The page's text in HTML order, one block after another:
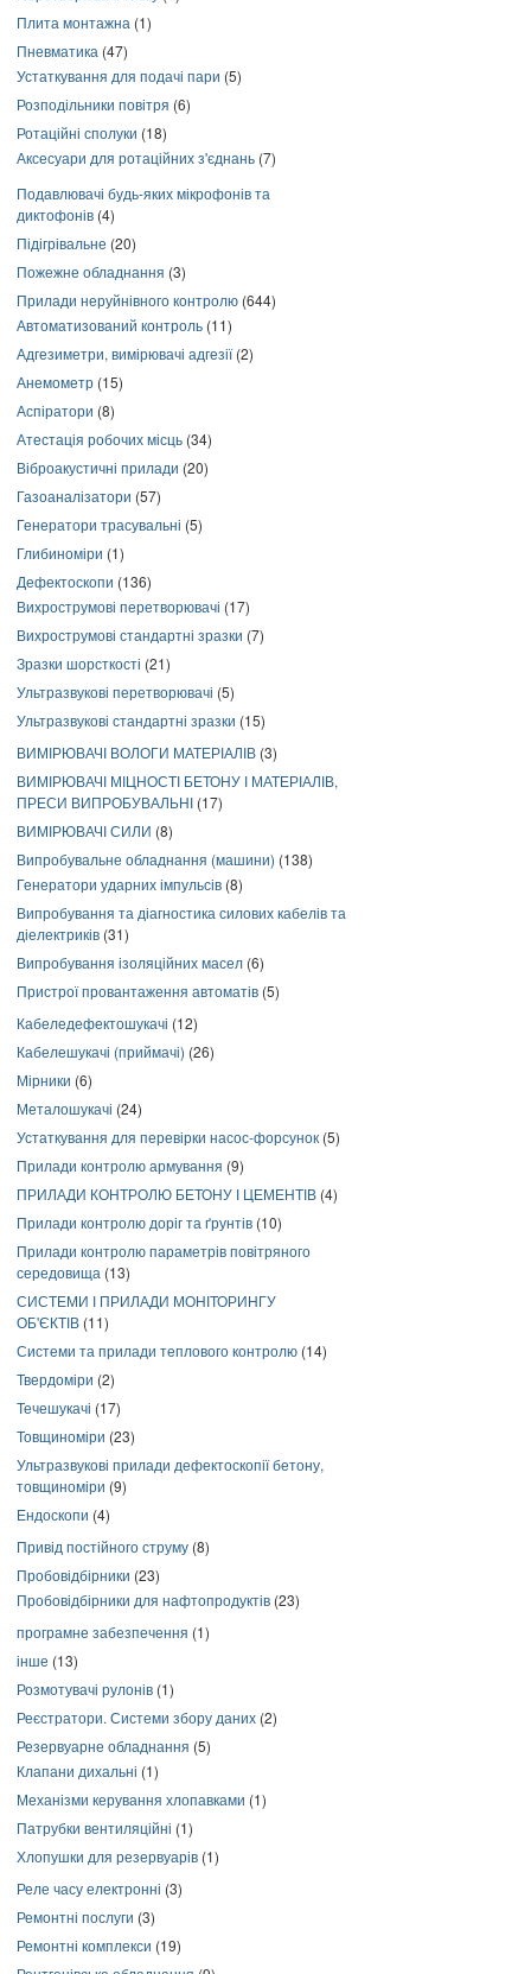
Плита монтажна (1)
Пневматика (47)
Устаткування для подачі пари (5)
Розподільники повітря (6)
Ротаційні сполуки (18)
Аксесуари для ротаційних з'єднань (7)
Подавлювачі будь-яких мікрофонів та
диктофонів (4)
Підігрівальне (20)
Пожежне обладнання (3)
Прилади неруйнівного контролю (644)
Автоматизований контроль (11)
Адгезиметри, вимірювачі адгезії(2)
Анемометр (15)
Аспіратори (8)
Атестація робочих місць (34)
Віброакустичні прилади (20)
Газоаналізатори (57)
Генератори трасувальні (5)
Глибиноміри (1)
Дефектоскопи (136)
Вихрострумові перетворювачі (17)
Вихрострумові стандартні зразки (7)
Зразки шорсткості (21)
Ультразвукові перетворювачі (5)
Ультразвукові стандартні зразки (15)
ВИМІРЮВАЧІ ВОЛОГИ МАТЕРІАЛІВ (3)
ВИМІРЮВАЧІ МІЦНОСТІ БЕТОНУ І МАТЕРІАЛІВ,
ПРЕСИ ВИПРОБУВАЛЬНІ (17)
ВИМІРЮВАЧІ СИЛИ (8)
Випробувальне обладнання (машини) (138)
Генератори ударних імпульсів (8)
Випробування та діагностика силових кабелів та
діелектриків (31)
Випробування ізоляційних масел (6)
Пристрої провантаження автоматів (5)
Кабеледефектошукачі (12)
Кабелешукачі (приймачі) (26)
Мірники (6)
Металошукачі (24)
Устаткування для перевірки насос-форсунок (5)
Прилади контролю армування (9)
ПРИЛАДИ КОНТРОЛЮ БЕТОНУ І ЦЕМЕНТІВ (4)
Прилади контролю доріг та ґрунтів (10)
Прилади контролю параметрів повітряного
середовища (13)
СИСТЕМИ І ПРИЛАДИ МОНІТОРИНГУ
ОБ'ЄКТІВ (11)
Системи та прилади теплового контролю (14)
Твердоміри (2)
Течешукачі (17)
Товщиноміри (23)
Ультразвукові прилади дефектоскопії бетону,
товщиноміри (9)
Ендоскопи (4)
Привід постійного струму (8)
Пробовідбірники (23)
Пробовідбірники для нафтопродуктів (23)
програмне забезпечення (1)
інше (13)
Розмотувачі рулонів (1)
Реєстратори. Системи збору даних (2)
Резервуарне обладнання (5)
Клапани дихальні (1)
Механізми керування хлопавками (1)
Патрубки вентиляційні (1)
Хлопушки для резервуарів (1)
Реле часу електронні (3)
Ремонтні послуги (3)
Ремонтні комплекси (19)